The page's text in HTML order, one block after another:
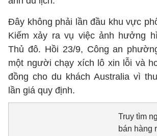
Đây không phải lần đầu khu vực
Kiếm xảy ra vụ việc ảnh hưởng
Thủ đô. Hồi 23/9, Công an
một người chạy xích lô xin lỗi và
đồng cho du khách Australia vì
lần giá quy định.
Truy tìm
bán hàng